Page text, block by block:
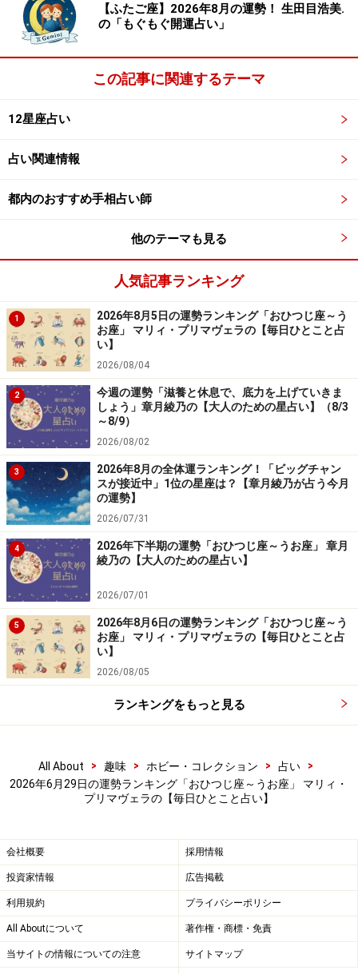
8位：ふたご座／双子座（5月21日～6月21
日生まれ）
ジョークに注意。ふざけたつもりが反感を買う暗示あ
り。
＞【12星座別】今月の「軌道修正＆自己回復力運」1位
の星座は？
7位：さそり座／蠍座（10月24日～11月22
日生まれ）
難しい目標は持たないこと。自分なりのやりかたでOK。
＞【12星座別】今月の「軌道修正＆自己回復力運」1位
の星座は？
6位：かに座／蟹座（6月22日～7月22日生
友人には誠心誠意の対応を。友情が一気に盛り上がる
運。
＞【12星座別】今月の「軌道修正＆自己回復力運」1位
の星座は？
5位：てんびん座／天秤座（9月23日～10月
【ふたご座】2026年8月の運勢！ 生田目浩美.
の「もぐもぐ開運占い」
この記事に関連するテーマ
12星座占い
占い関連情報
都内のおすすめ手相占い師
他のテーマも見る
人気記事ランキング
1
2026年8月5日の運勢ランキング「おひつじ座～う
お座」 マリィ・プリマヴェラの【毎日ひとこと占
い】
2026/08/04
2
今週の運勢「滋養と休息で、底力を上げていきま
しょう」章月綾乃の【大人のための星占い】（8/3
～8/9）
2026/08/02
3
2026年8月の全体運ランキング！「ビッグチャン
スが接近中」1位の星座は？【章月綾乃が占う今月
の運勢】
2026/07/31
4
2026年下半期の運勢「おひつじ座～うお座」 章月
綾乃の【大人のための星占い】
2026/07/01
5
2026年8月6日の運勢ランキング「おひつじ座～う
お座」 マリィ・プリマヴェラの【毎日ひとこと占
い】
2026/08/05
ランキングをもっと見る
All About > 趣味 > ホビー・コレクション > 占い
>
2026年6月29日の運勢ランキング「おひつじ座～うお座」 マリィ・
プリマヴェラの【毎日ひとこと占い】
会社概要 採用情報
投資家情報 広告掲載
利用規約 プライバシーポリシー
All Aboutについて 著作権・商標・免責
当サイトの情報についての注意 サイトマップ